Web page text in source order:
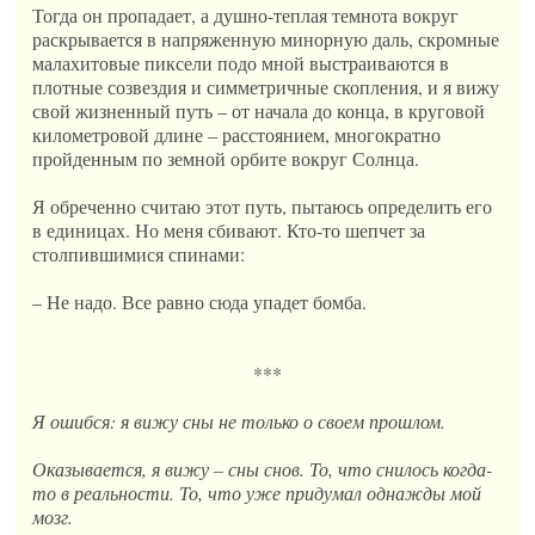
Тогда он пропадает, а душно-теплая темнота вокруг
раскрывается в напряженную минорную даль, скромные
малахитовые пиксели подо мной выстраиваются в
плотные созвездия и симметричные скопления, и я вижу
свой жизненный путь – от начала до конца, в круговой
километровой длине – расстоянием, многократно
пройденным по земной орбите вокруг Солнца.
Я обреченно считаю этот путь, пытаюсь определить его
в единицах. Но меня сбивают. Кто-то шепчет за
столпившимися спинами:
– Не надо. Все равно сюда упадет бомба.
***
Я ошибся: я вижу сны не только о своем прошлом.
Оказывается, я вижу – сны снов. То, что снилось когда-
то в реальности. То, что уже придумал однажды мой
мозг.